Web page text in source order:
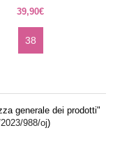
39,90€
38
generale dei prodotti"
988/oj)